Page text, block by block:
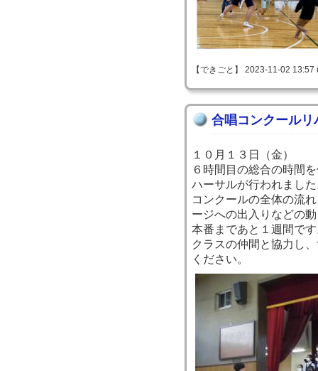
【できごと】 2023-11-02
合唱コンクール
１０月１３日（金）
６時間目の総合の時間
ハーサルが行われまし
コンクールの全体の流
ージへの出入りなどの
本番まであと１週間で
クラスの仲間と協力し
ください。